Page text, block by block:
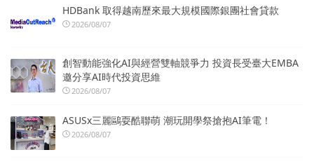
HDBank 取得越南歷來最大規模國際銀團社會貸款
2026/08/07
創智動能強化AI與經營雙軸競爭力 投資長受臺大EMBA
邀分享AI時代投資思維
2026/08/07
ASUSx三麗鷗耍酷聯萌 潮玩開學祭搶抱AI筆電！
2026/08/07